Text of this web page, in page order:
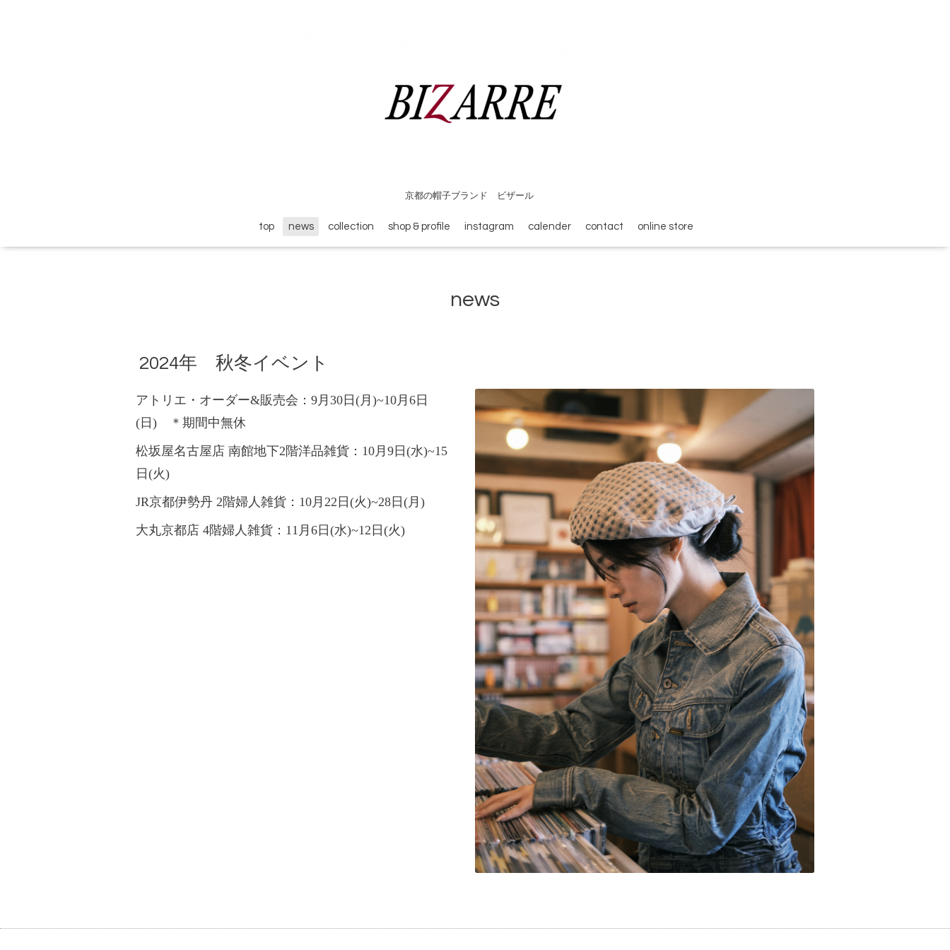
京都の帽子ブランド ビザール
top news collection shop & profile instagram calender contact online store
news
2024年 秋冬イベント
アトリエ・オーダー&販売会：9月30日(月)~10月6日
(日) ＊期間中無休
松坂屋名古屋店 南館地下2階洋品雑貨：10月9日(水)~15
日(火)
JR京都伊勢丹 2階婦人雑貨：10月22日(火)~28日(月)
大丸京都店 4階婦人雑貨：11月6日(水)~12日(火)